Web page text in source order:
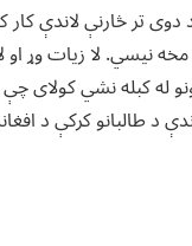
تر څارنې لاندې کار
نیسي. لا زیات وړ
له کبله نشي کولای
د طالبانو کرکې د